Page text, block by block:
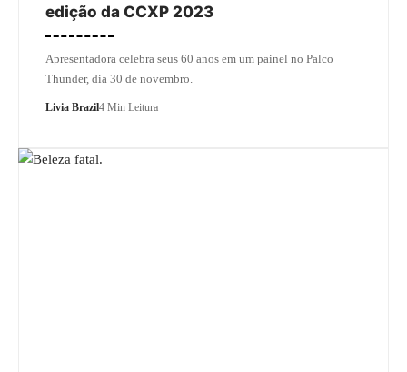
edição da CCXP 2023
Apresentadora celebra seus 60 anos em um painel no Palco
Thunder, dia 30 de novembro.
Livia Brazil4 Min Leitura